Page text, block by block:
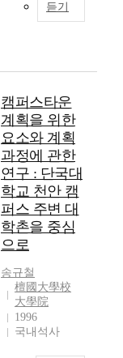
듣기
캠퍼스타운
계획을 위한
요소와 계획
과정에 관한
연구 : 단국대
학교 천안 캠
퍼스 주변 대
학촌을 중심
으로
송규철
檀國大學校
大學院
1996
국내석사